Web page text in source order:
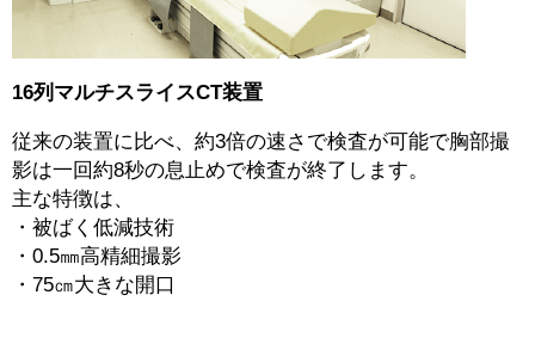
16列マルチスライスCT装置
従来の装置に比べ、約3倍の速さで検査が可能で胸部撮
影は一回約8秒の息止めで検査が終了します。
主な特徴は、
・被ばく低減技術
・0.5㎜高精細撮影
・75㎝大きな開口